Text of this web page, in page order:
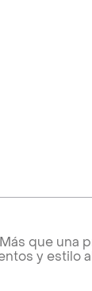
que una
y estilo